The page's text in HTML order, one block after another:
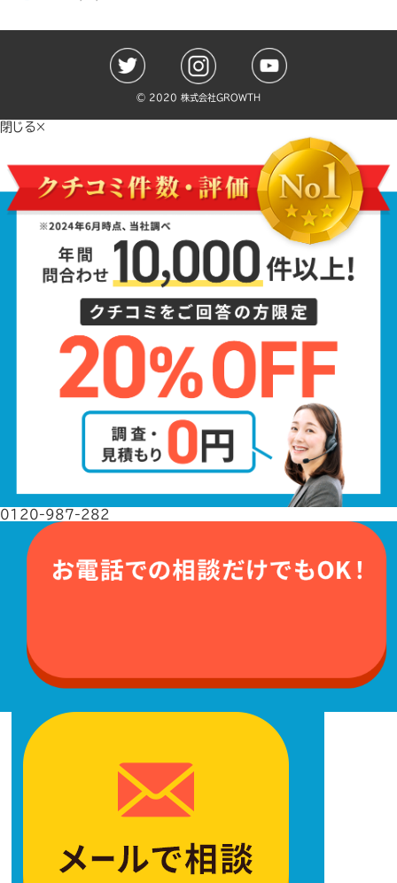
©️ 2020 株式会社GROWTH
閉じる×
0120-987-282